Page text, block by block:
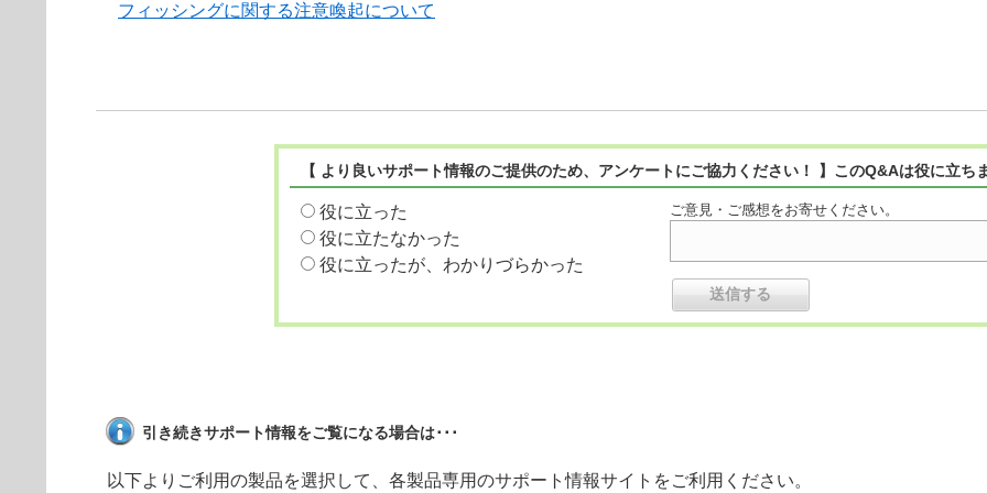
フィッシングに関する注意喚起について
【 より良いサポート情報のご提供のため、アンケートにご協力ください！ 】このQ&Aは役に立ち
役に立った
役に立たなかった
役に立ったが、わかりづらかった
ご意見・ご感想をお寄せください。
引き続きサポート情報をご覧になる場合は･･･
以下よりご利用の製品を選択して、各製品専用のサポート情報サイトをご利用ください。